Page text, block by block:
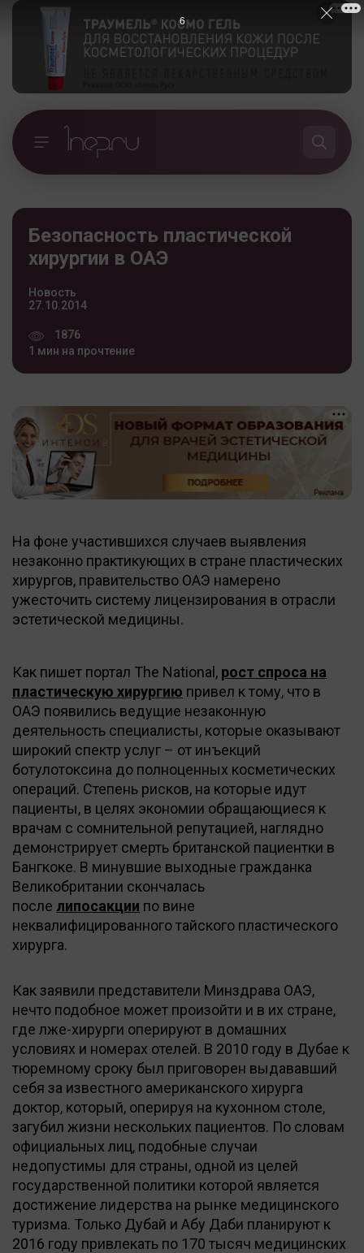
Безопасность пластической
хирургии в ОАЭ
Новость
27.10.2014
1876
1 мин на прочтение
На фоне участившихся случаев выявления
незаконно практикующих в стране пластических
хирургов, правительство ОАЭ намерено
ужесточить систему лицензирования в отрасли
эстетической медицины.
Как пишет портал The National, рост спроса на
пластическую хирургию привел к тому, что в
ОАЭ появились ведущие незаконную
деятельность специалисты, которые оказывают
широкий спектр услуг – от инъекций
ботулотоксина до полноценных косметических
операций. Степень рисков, на которые идут
пациенты, в целях экономии обращающиеся к
врачам с сомнительной репутацией, наглядно
демонстрирует смерть британской пациентки в
Бангкоке. В минувшие выходные гражданка
Великобритании скончалась
после липосакции по вине
неквалифицированного тайского пластического
хирурга.
Как заявили представители Минздрава ОАЭ,
нечто подобное может произойти и в их стране,
где лже-хирурги оперируют в домашних
условиях и номерах отелей. В 2010 году в Дубае к
тюремному сроку был приговорен выдававший
себя за известного американского хирурга
доктор, который, оперируя на кухонном столе,
загубил жизни нескольких пациентов. По словам
официальных лиц, подобные случаи
недопустимы для страны, одной из целей
государственной политики которой является
достижение лидерства на рынке медицинского
туризма. Только Дубай и Абу Даби планируют к
2016 году привлекать по 170 тысяч медицинских
5